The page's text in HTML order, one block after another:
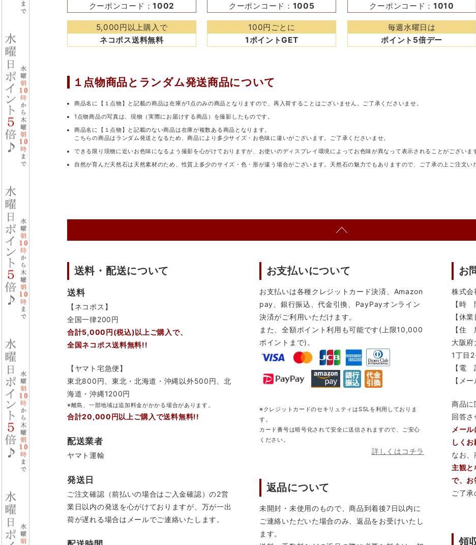
クーポンコード：1002
クーポンコード： 1005
クーポンコード：1010
5,000円以上購入で
ネコポス送料無料
100円ごとに
1ポイントGET
毎週水曜日は
ポイント5倍デー
１点物商品と ランダム発送商品について
商品名に【１点物】と記載の商品は在庫が1点のみの商品となりますので、再入荷することはございません。ご了承くださいませ。
1点物商品の写真は、現物（実際にお届けする商品）を撮影したものです。
商品名に【１点物】と記載のない商品は在庫が複数ある商品となります。
こちらの商品はランダム発送となるため、商品により多少サイズ・お色味に違いがございます。ご了承くださいませ。
できる限り現物に近いお色味になるよう撮影を心がけておりますが、お使いのディスプレイ環境によってお色味が異なって表示されることがございま
自然が育んだ天然石は天然素材のため、性質上多少のサイズ・色・形が違う場合がございます。天然石の魅力でもありますので、ご了承の上ご注文い
送料・配送について
送料
【ネコポス】
全国一律200円
合計5,000円(税込)以上ご購入で、
全国ネコポス送料無料!!
【ヤマト宅急便】
東北800円、東北・北海道・沖縄以外500円、北
海道・沖縄1200円
※離島、一部地域は追加料金がかかる場合があります。
合計20,000円以上ご購入で送料無料!!
配送業者
ヤマト運輸
発送日
ご注文確認（前払いの場合はご入金確認）の2営
業日以内の発送を心がけておりますが、万が一出
荷が遅れる場合はメールでご連絡いたします。
お支払いについて
お支払いは各種クレジットカード決済、Amazon
pay、銀行振込、代金引換、PayPayオンライン
決済がご利用いただけます。
また、全額ポイント利用も可能です(上限10,000
ポイントまで)。
※クレジットカードのセキリュティはSSLを利用しておりま
す。
カード番号は暗号化されて安全に送信されますので、ご安心
ください。
詳しくはコチラ
返品について
未開封・未使用のもので、商品到着後7日以内に
ご連絡いただいた場合のみ、返品をお受けいたし
ます。
お
株式会
【時
【休
【住
大阪
1丁目
【電
【メ
商品に
回答さ
メー
しく
なお、
主観
で、お
ご了承
領